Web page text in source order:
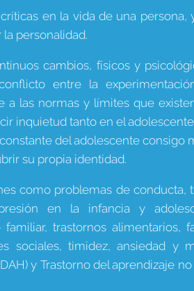
en la vida de una persona,
personalidad.
cambios, físicos y
entre la
a las normas y límites que
inquietud tanto en el
del adolescente consigo
su propia identidad.
como problemas de conducta,
en la infancia y
trastornos alimentarios,
sociales, timidez, ansiedad y
y Trastorno del aprendizaje